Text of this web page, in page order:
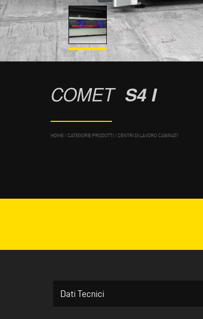
COMET S4 I
HOME /CATEGORIE PRODOTTI /CENTRI DI LAVORO CABINATI
Dati Tecnici